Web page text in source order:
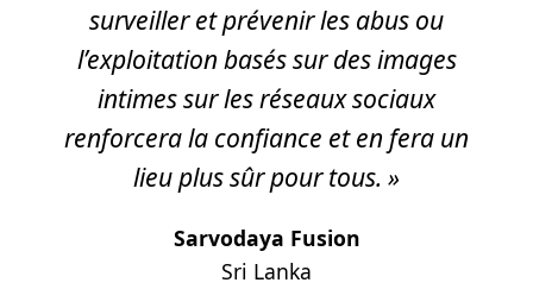
surveiller et prévenir les abus ou
l’exploitation basés sur des images
intimes sur les réseaux sociaux
renforcera la confiance et en fera un
lieu plus sûr pour tous. »
Sarvodaya Fusion
Sri Lanka